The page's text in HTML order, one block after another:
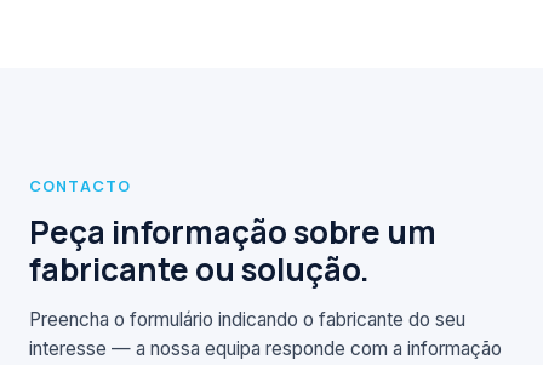
CONTACTO
Peça informação sobre um
fabricante ou solução.
Preencha o formulário indicando o fabricante do seu
interesse — a nossa equipa responde com a informação